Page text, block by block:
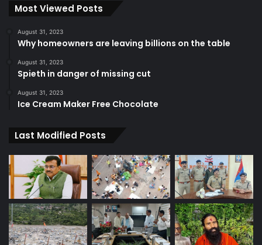
Most Viewed Posts
August 31, 2023
Why homeowners are leaving billions on the table
August 31, 2023
Spieth in danger of missing cut
August 31, 2023
Ice Cream Maker Free Chocolate
Last Modified Posts